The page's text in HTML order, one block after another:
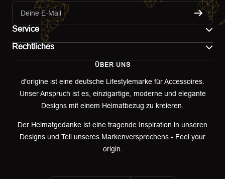
Deine E-Mail
Service
Retoure & Umtausch
Retourenportal
Rechtliches
AGB
Widerrufsbelehrung
ÜBER UNS
d'origine ist eine deutsche Lifestylemarke für Accessoires.
Unser Anspruch ist es, einzigartige, moderne und elegante
Designs mit einem Heimatbezug zu kreieren.
Der Heimatgedanke ist eine tragende Inspiration in unseren
Designs und Teil unseres Markenversprechens - Feel your
origin.